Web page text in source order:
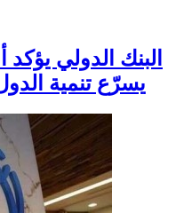
البنك الدولي
يسرّع تنمية